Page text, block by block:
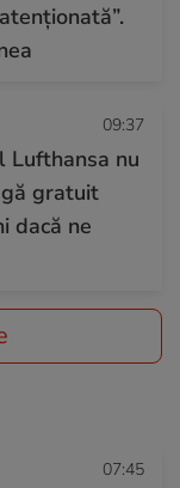
09:37
Lufthansa nu
gratuit
dacă ne
07:45